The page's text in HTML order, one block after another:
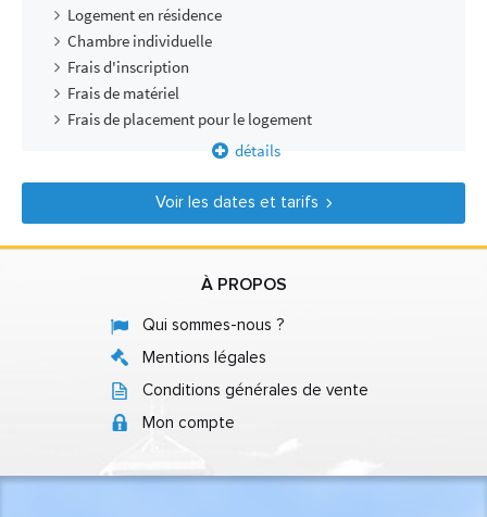
Logement en résidence
Chambre individuelle
Frais d'inscription
Frais de matériel
Frais de placement pour le logement
détails
Voir les dates et tarifs
À PROPOS
Qui sommes-nous ?
Mentions légales
Conditions générales de vente
Mon compte